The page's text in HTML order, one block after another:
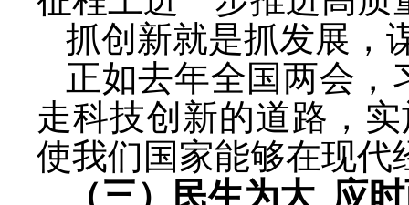
抓创新就是抓发展，
正如去年全国两会，
走科技创新的道路，
使我们国家能够在现代
（三）民生为大 应